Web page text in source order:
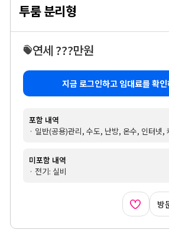
투룸 분리형
연세 ???만원
지금 로그인하고 임대료를 확
포함 내역
· 일반(공용)관리, 수도, 난방, 온수, 인터넷,
미포함 내역
· 전기: 실비
방